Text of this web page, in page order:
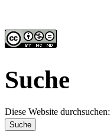
Suche
Diese Website durchsuchen: